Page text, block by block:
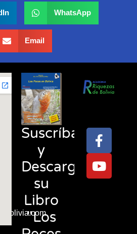
WhatsApp
Email
Suscríbase
y
Descargue
su
Libro
"Los